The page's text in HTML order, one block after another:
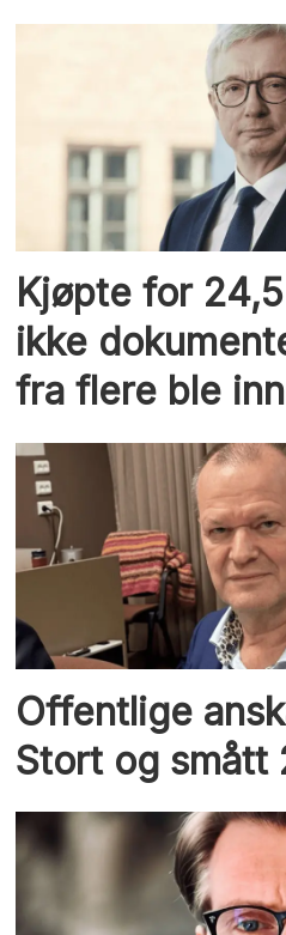
Kjøpte for
ikke
fra flere ble
Offentlige
Stort og smått